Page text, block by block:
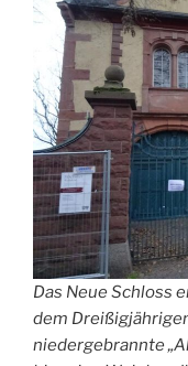
Das Neue Schloss
dem
niedergebrannte